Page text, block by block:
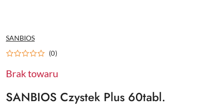
NAZWA
PRODUCENTA:
SANBIOS
(0)
Brak towaru
SANBIOS Czystek Plus 60tabl.